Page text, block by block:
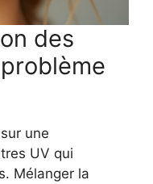
des
une
UV qui
Mélanger la